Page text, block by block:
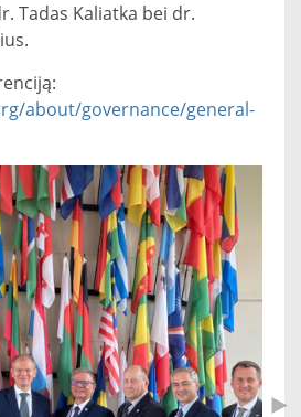
Tadas Kaliatka bei dr.
about/governance/general-